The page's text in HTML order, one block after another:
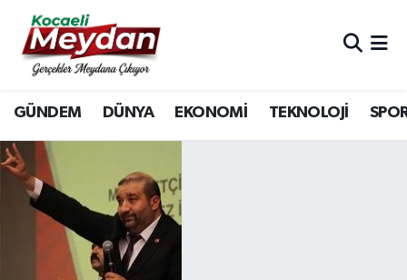
GÜNDEM DÜNYA EKONOMİ TEKNOLOJİ
Nöbetçi Eczaneler
Hava Durumu
Trafik Durumu
Süper Lig Puan Durumu ve Fikstür
Tüm Manşetler